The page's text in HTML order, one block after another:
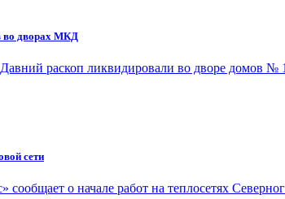
во дворах МКД
раскоп ликвидировали во дворе домов
сети
сообщает о начале работ на теплосетях